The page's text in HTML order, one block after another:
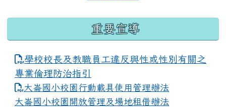
重要宣導
學校校長及教職員工違反與性或性別有關之
專業倫理防治指引
大崙國小校園行動載具使用管理辦法
大崙國小校園開放管理及場地租借辦法